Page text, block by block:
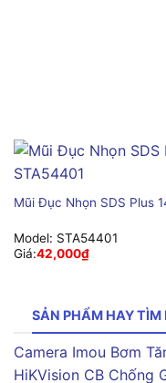
Mũi Đục Nhọn SDS Plus
Model: STA54401
Giá:42,000₫
SẢN PHẨM HAY TÌM
Camera Imou Bơm
HiKVision CB Chống